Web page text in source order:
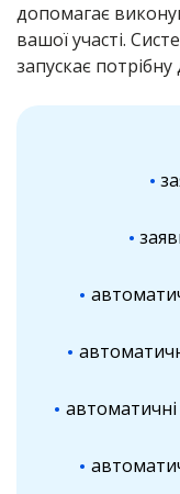
допомагає
вашої участі.
запускає
автоматичні